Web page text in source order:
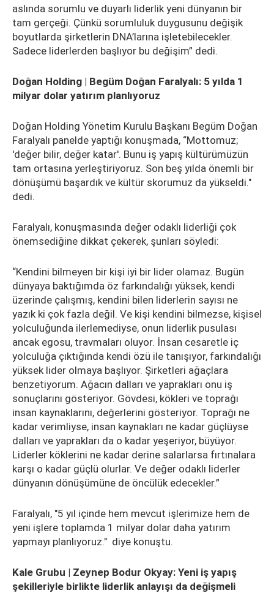
aslında sorumlu ve duyarlı liderlik yeni dünyanın bir
tam gerçeği. Çünkü sorumluluk duygusunu değişik
boyutlarda şirketlerin DNA’larına işletebilecekler.
Sadece liderlerden başlıyor bu değişim” dedi.
Doğan Holding | Begüm Doğan Faralyalı: 5 yılda 1
milyar dolar yatırım planlıyoruz
Doğan Holding Yönetim Kurulu Başkanı Begüm Doğan
Faralyalı panelde yaptığı konuşmada, “Mottomuz;
'değer bilir, değer katar'. Bunu iş yapış kültürümüzün
tam ortasına yerleştiriyoruz. Son beş yılda önemli bir
dönüşümü başardık ve kültür skorumuz da yükseldi."
dedi.
Faralyalı, konuşmasında değer odaklı liderliği çok
önemsediğine dikkat çekerek, şunları söyledi:
“Kendini bilmeyen bir kişi iyi bir lider olamaz. Bugün
dünyaya baktığımda öz farkındalığı yüksek, kendi
üzerinde çalışmış, kendini bilen liderlerin sayısı ne
yazık ki çok fazla değil. Ve kişi kendini bilmezse, kişisel
yolculuğunda ilerlemediyse, onun liderlik pusulası
ancak egosu, travmaları oluyor. İnsan cesaretle iç
yolculuğa çıktığında kendi özü ile tanışıyor, farkındalığı
yüksek lider olmaya başlıyor. Şirketleri ağaçlara
benzetiyorum. Ağacın dalları ve yaprakları onu iş
sonuçlarını gösteriyor. Gövdesi, kökleri ve toprağı
insan kaynaklarını, değerlerini gösteriyor. Toprağı ne
kadar verimliyse, insan kaynakları ne kadar güçlüyse
dalları ve yaprakları da o kadar yeşeriyor, büyüyor.
Liderler köklerini ne kadar derine salarlarsa fırtınalara
karşı o kadar güçlü olurlar. Ve değer odaklı liderler
dünyanın dönüşümüne de öncülük edecekler.”
Faralyalı, "5 yıl içinde hem mevcut işlerimize hem de
yeni işlere toplamda 1 milyar dolar daha yatırım
yapmayı planlıyoruz." diye konuştu.
Kale Grubu | Zeynep Bodur Okyay: Yeni iş yapış
şekilleriyle birlikte liderlik anlayışı da değişmeli